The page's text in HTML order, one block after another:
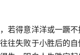
若得意洋洋或一蹶
往失败于小胜后的